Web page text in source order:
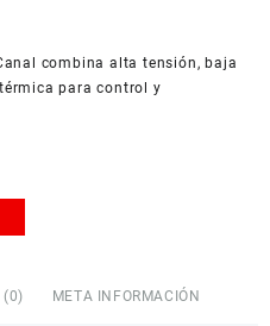
combina alta tensión, baja
para control y
(0) META INFORMACIÓN